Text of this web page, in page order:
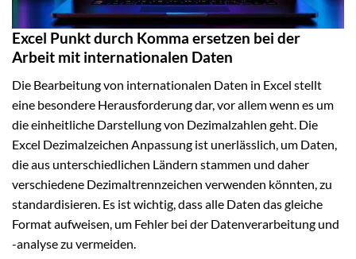
Excel Punkt durch Komma ersetzen bei der
Arbeit mit internationalen Daten
Die Bearbeitung von internationalen Daten in Excel stellt
eine besondere Herausforderung dar, vor allem wenn es um
die einheitliche Darstellung von Dezimalzahlen geht. Die
Excel Dezimalzeichen Anpassung ist unerlässlich, um Daten,
die aus unterschiedlichen Ländern stammen und daher
verschiedene Dezimaltrennzeichen verwenden könnten, zu
standardisieren. Es ist wichtig, dass alle Daten das gleiche
Format aufweisen, um Fehler bei der Datenverarbeitung und
-analyse zu vermeiden.